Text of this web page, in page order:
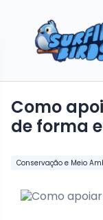
Conservação e Meio
Como
de forma